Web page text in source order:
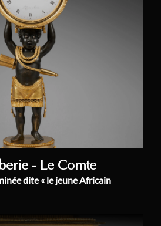
- Le Comte
dite « le jeune Africain